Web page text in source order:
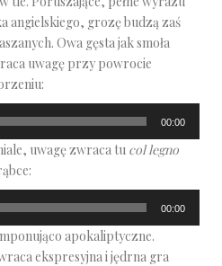
angielskiego, grozę budzą zaś
Owa gęsta jak smoła
uwagę przy powrocie
00:00
uwagę zwraca tu col legno
00:00
apokaliptyczne.
ekspresyjna i jędrna gra